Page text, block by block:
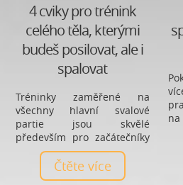
4 cviky pro trénink
celého těla, kterými
budeš posilovat, ale i
spalovat
Tréninky zaměřené na
všechny hlavní svalové
partie jsou skvělé
především pro začátečníky
a také pro lidi, kteří nemají
moc času. Tímto jedním
tréninkem posílíme celé
Čtěte více